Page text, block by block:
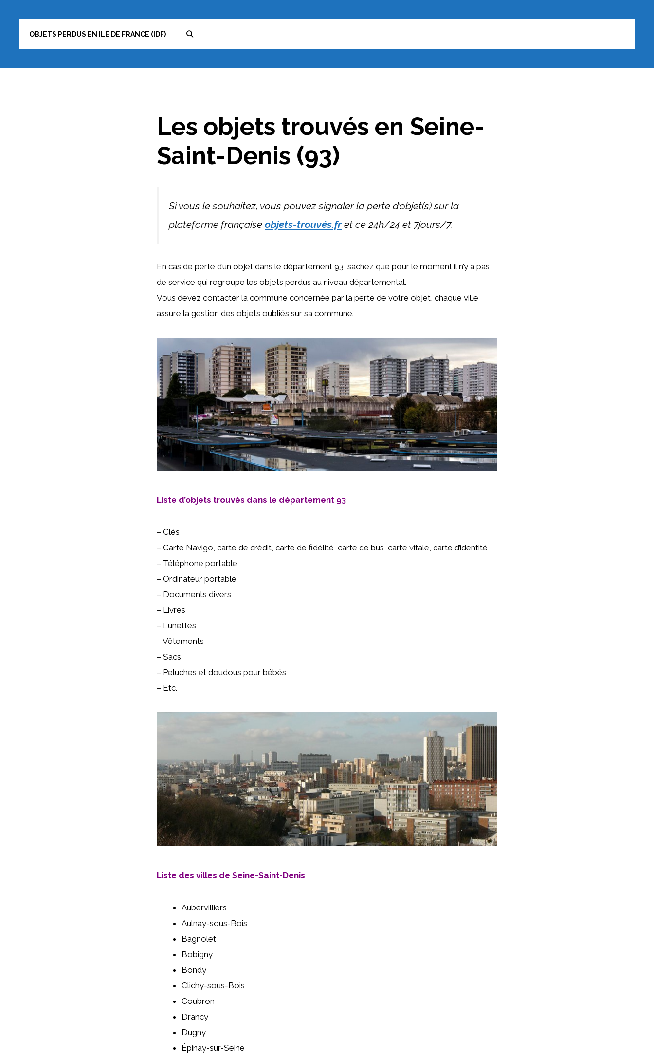
contenuOBJETS PERDUS EN ILE DE FRANCE (IDF)
Les objets trouvés en Seine-
Saint-Denis (93)
Si vous le souhaitez, vous pouvez signaler la perte d’objet(s) sur la
plateforme française objets-trouvés.fret ce 24h/24 et 7jours/7.
En cas de perte d’un objet dans le département 93, sachez que pour le moment il n’y a pas
de service qui regroupe les objets perdus au niveau départemental.
Vous devez contacter la commune concernée par la perte de votre objet, chaque ville
assure la gestion des objets oubliés sur sa commune.
Liste d’objets trouvés dans le département 93
– Clés
– Carte Navigo, carte de crédit, carte de fidélité, carte de bus, carte vitale, carte d’identité
– Téléphone portable
– Ordinateur portable
– Documents divers
– Livres
– Lunettes
– Vêtements
– Sacs
– Peluches et doudous pour bébés
– Etc.
Liste des villes de Seine-Saint-Denis
Aubervilliers
Aulnay-sous-Bois
Bagnolet
Bobigny
Bondy
Clichy-sous-Bois
Coubron
Drancy
Dugny
Épinay-sur-Seine